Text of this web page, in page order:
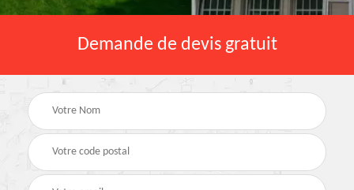
Demande de devis gratuit